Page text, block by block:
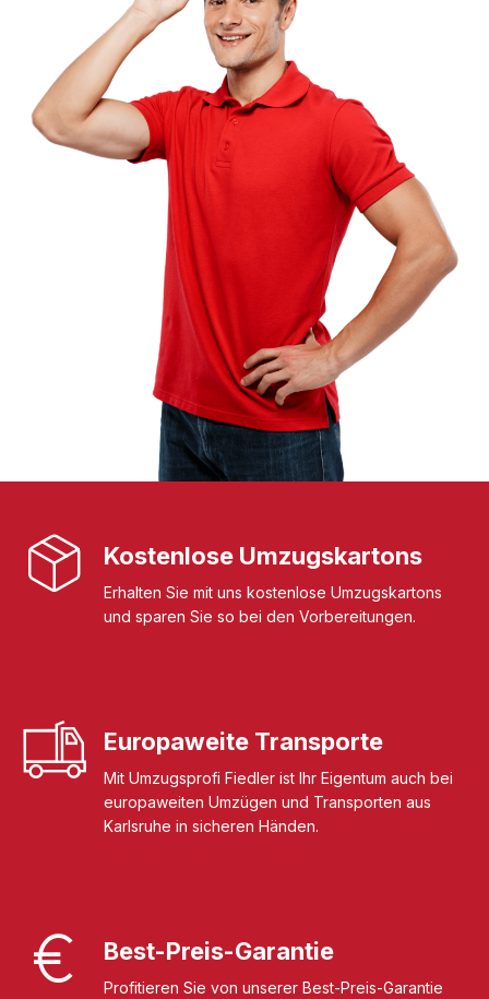
Kostenlose Umzugskartons
Erhalten Sie mit uns kostenlose Umzugskartons
und sparen Sie so bei den Vorbereitungen.
Europaweite Transporte
Mit Umzugsprofi Fiedler ist Ihr Eigentum auch bei
europaweiten Umzügen und Transporten aus
Karlsruhe in sicheren Händen.
Best-Preis-Garantie
Profitieren Sie von unserer Best-Preis-Garantie